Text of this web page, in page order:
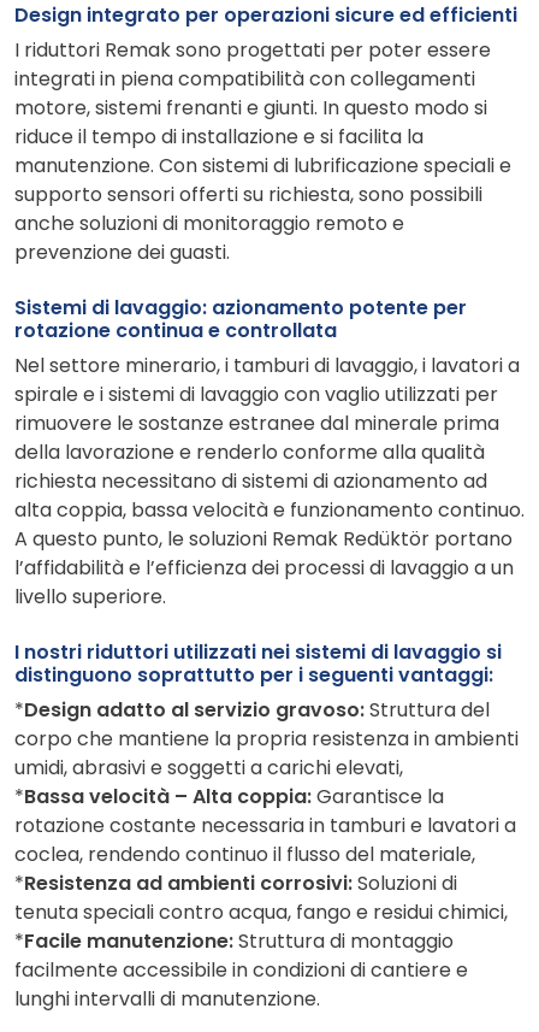
Design integrato per operazioni sicure ed efficienti
I riduttori Remak sono progettati per poter essere
integrati in piena compatibilità con collegamenti
motore, sistemi frenanti e giunti. In questo modo si
riduce il tempo di installazione e si facilita la
manutenzione. Con sistemi di lubrificazione speciali e
supporto sensori offerti su richiesta, sono possibili
anche soluzioni di monitoraggio remoto e
prevenzione dei guasti.
Sistemi di lavaggio: azionamento potente per
rotazione continua e controllata
Nel settore minerario, i tamburi di lavaggio, i lavatori a
spirale e i sistemi di lavaggio con vaglio utilizzati per
rimuovere le sostanze estranee dal minerale prima
della lavorazione e renderlo conforme alla qualità
richiesta necessitano di sistemi di azionamento ad
alta coppia, bassa velocità e funzionamento continuo.
A questo punto, le soluzioni Remak Redüktör portano
l’affidabilità e l’efficienza dei processi di lavaggio a un
livello superiore.
I nostri riduttori utilizzati nei sistemi di lavaggio si
distinguono soprattutto per i seguenti vantaggi:
*Design adatto al servizio gravoso:Struttura del
corpo che mantiene la propria resistenza in ambienti
umidi, abrasivi e soggetti a carichi elevati,
*Bassa velocità – Alta coppia:Garantisce la
rotazione costante necessaria in tamburi e lavatori a
coclea, rendendo continuo il flusso del materiale,
*Resistenza ad ambienti corrosivi:Soluzioni di
tenuta speciali contro acqua, fango e residui chimici,
*Facile manutenzione:Struttura di montaggio
facilmente accessibile in condizioni di cantiere e
lunghi intervalli di manutenzione.